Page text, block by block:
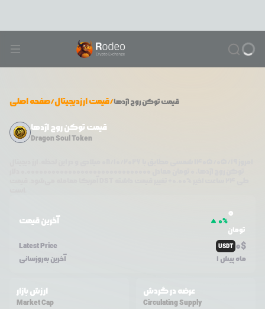
صفحه اصلی/قیمت ارزدیجیتال/ قیمتتوکن روح اژدها
قیمت توکن روح اژدها
Dragon Soul Token
آخرین قیمت 0%
0
تومان
Latest Price
USDT 0$
آخرین به‌روزسانی 1 ماه پیش
ارزش بازار
Market Cap
عرضه در گردش
Circulating Supply